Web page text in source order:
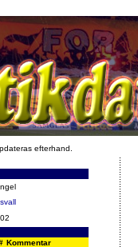
efterhand.
Kommentar